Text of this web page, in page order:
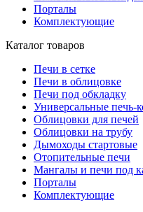
Порталы
Комплектующие
Каталог товаров
Печи в сетке
Печи в облицовке
Печи под обкладку
Универсальные печь-
Облицовки для печей
Облицовки на трубу
Дымоходы стартовые
Отопительные печи
Мангалы и печи под
Порталы
Комплектующие